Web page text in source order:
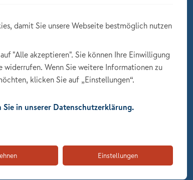
und das gut diversifizierte
gegen ein lang
damit Sie unsere Webseite bestmöglich nutzen
"Alle akzeptieren". Sie können Ihre Einwilligung
Wenn Sie weitere Informationen zu
klicken Sie auf „Einstellungen“.
in unserer Datenschutzerklärung.
Einstellungen